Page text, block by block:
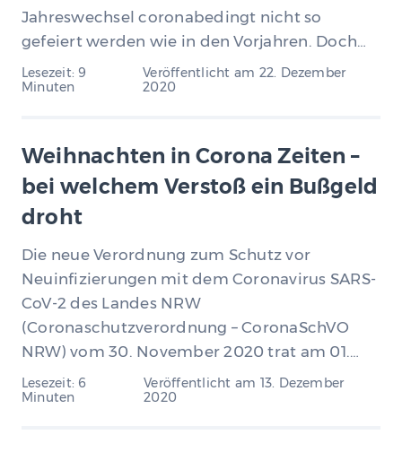
Jahreswechsel coronabedingt nicht so
gefeiert werden wie in den Vorjahren. Doch…
Lesezeit: 9
Minuten
Veröffentlicht am 22. Dezember
2020
Weihnachten in Corona Zeiten –
bei welchem Verstoß ein Bußgeld
droht
Die neue Verordnung zum Schutz vor
Neuinfizierungen mit dem Coronavirus SARS-
CoV-2 des Landes NRW
(Coronaschutzverordnung – CoronaSchVO
NRW) vom 30. November 2020 trat am 01.…
Lesezeit: 6
Minuten
Veröffentlicht am 13. Dezember
2020